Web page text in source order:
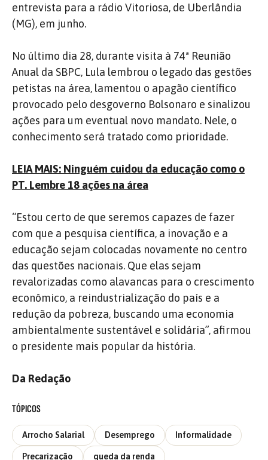
entrevista para a rádio Vitoriosa, de Uberlândia
(MG), em junho.
No último dia 28, durante visita à 74ª Reunião
Anual da SBPC, Lula lembrou o legado das gestões
petistas na área, lamentou o apagão científico
provocado pelo desgoverno Bolsonaro e sinalizou
ações para um eventual novo mandato. Nele, o
conhecimento será tratado como prioridade.
LEIA MAIS: Ninguém cuidou da educação como o
PT. Lembre 18 ações na área
“Estou certo de que seremos capazes de fazer
com que a pesquisa científica, a inovação e a
educação sejam colocadas novamente no centro
das questões nacionais. Que elas sejam
revalorizadas como alavancas para o crescimento
econômico, a reindustrialização do país e a
redução da pobreza, buscando uma economia
ambientalmente sustentável e solidária”, afirmou
o presidente mais popular da história.
Da Redação
TÓPICOS
Arrocho Salarial Desemprego Informalidade
Precarização queda da renda